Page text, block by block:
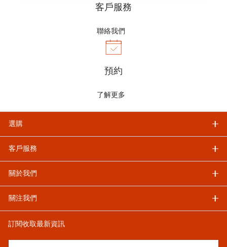
客戶服務
聯絡我們
預約
了解更多
選購
客戶服務
關於我們
關注我們
訂閱收取最新資訊